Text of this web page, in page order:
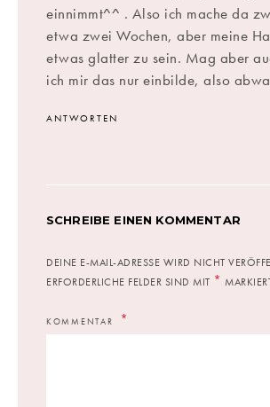
einnimmt^^ . Also ich mache da
etwa zwei Wochen, aber meine
etwas glatter zu sein. Mag aber
ich mir das nur einbilde, also
ANTWORTEN
SCHREIBE EINEN KOMMENTAR
DEINE E-MAIL-ADRESSE WIRD NICHT
ERFORDERLICHE FELDER SIND MIT *
KOMMENTAR